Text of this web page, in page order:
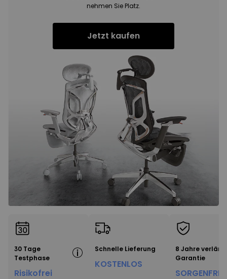
nehmen Sie Platz.
Jetzt kaufen
30 Tage
Testphase
Risikofrei
Schnelle Lieferung
KOSTENLOS
8 Jahre
Garantie
SORGENFREI